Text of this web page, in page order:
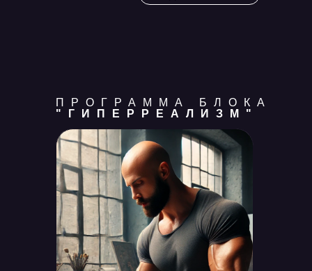
ПРОГРАММА БЛОКА
"ГИПЕРРЕАЛИЗМ"